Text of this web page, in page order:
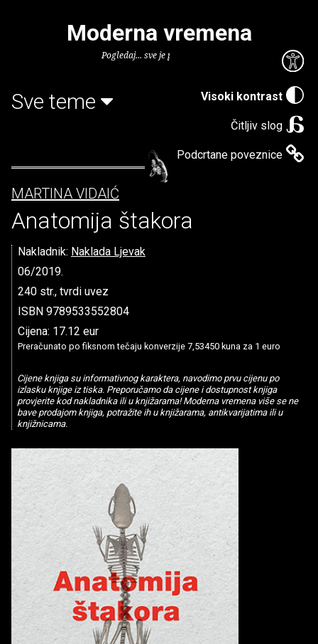
Visoki kontrast
Čitljiv slog
Podcrtane poveznice
Moderna vremena
Pogledaj... sve je puno knjiga.
Sve teme
MARTINA VIDAIĆ
Anatomija štakora
Nakladnik: Naklada Ljevak
06/2019.
240 str., tvrdi uvez
ISBN 9789533552804
Cijena: 17.12 eur
Preračunato po fiksnom tečaju konverzije 7,53450 kuna za 1 euro
Cijene knjiga su informativnog karaktera, navodimo prvu cijenu po
izlasku knjige iz tiska. Preporučamo da cijene i dostupnost knjiga
provjerite kod nakladnika ili u knjižarama! Moderna vremena više se ne
bave prodajom knjiga, potražite ih u knjižarama, antikvarijatima ili u
knjižnicama.